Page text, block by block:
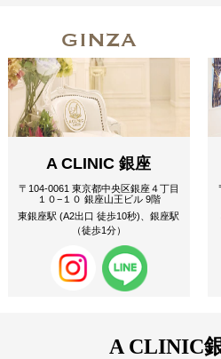
GINZA
A CLINIC 銀座
〒104-0061 東京都中央区銀座４丁目
１０−１０ 銀座山王ビル 9階
東銀座駅 (A2出口 徒歩10秒)、銀座駅
（徒歩1分）
A CLINIC